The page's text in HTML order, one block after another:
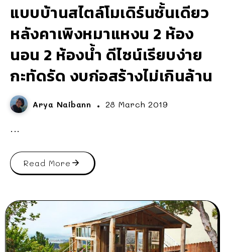
แบบบ้านสไตล์โมเดิร์นชั้นเดียว
หลังคาเพิงหมาแหงน 2 ห้อง
นอน 2 ห้องน้ำ ดีไซน์เรียบง่าย
กะทัดรัด งบก่อสร้างไม่เกินล้าน
Arya Naibann 28 March 2019
...
Read More